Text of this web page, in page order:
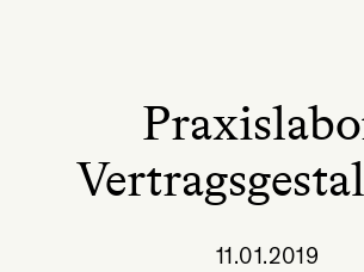
11.01.2019